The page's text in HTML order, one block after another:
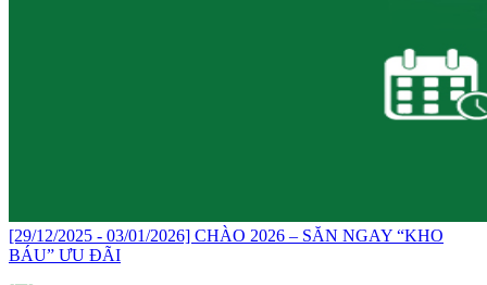
[29/12/2025 - 03/01/2026] CHÀO 2026 – SĂN NGAY “KHO
BÁU” ƯU ĐÃI